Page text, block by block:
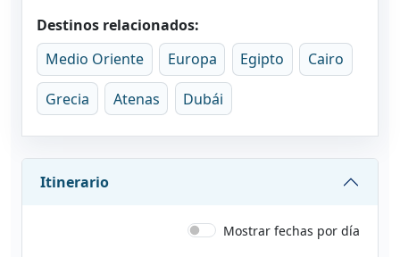
Destinos relacionados:
Medio Oriente
Europa Egipto Cairo
Grecia Atenas Dubái
Itinerario
Mostrar fechas por día